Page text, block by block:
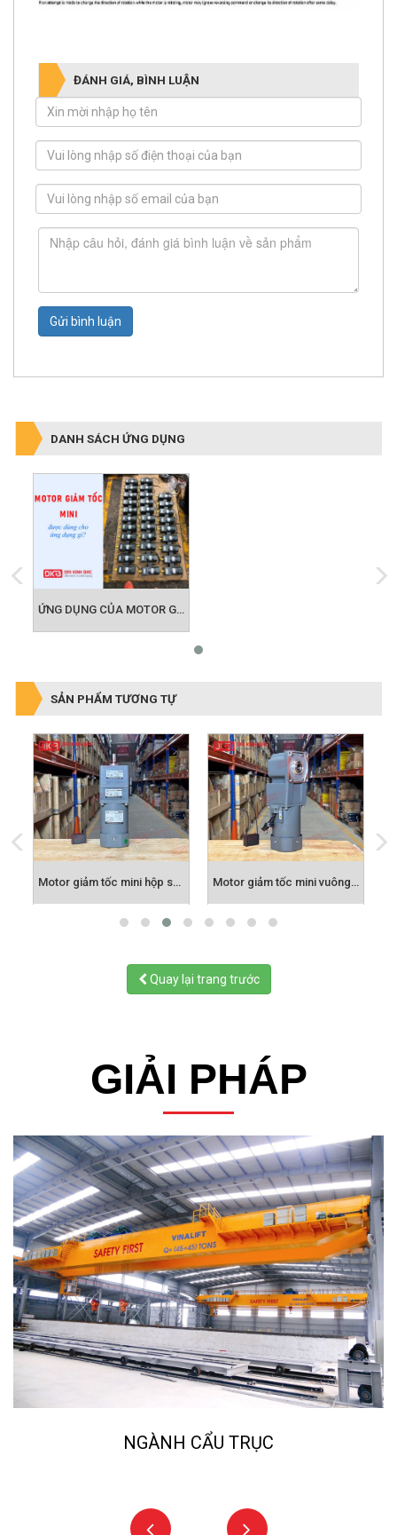
ĐÁNH GIÁ, BÌNH LUẬN
Gửi bình luận
DANH SÁCH ỨNG DỤNG
SẢN PHẨM TƯƠNG TỰ
Motor giảm tốc mini hộp số 2 cấp Motor giảm tốc mini vuông góc cốt âm
Quay lại trang trước
GIẢI PHÁP
NGÀNH CẨU TRỤC